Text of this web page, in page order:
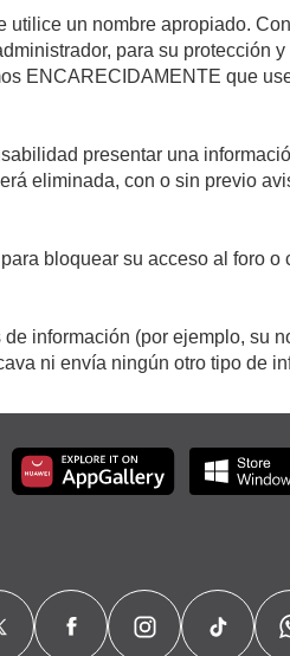
un nombre apropiado.
para su protección
ENCARECIDAMENTE que
presentar una
eliminada, con o sin previo
bloquear su acceso al foro o
información (por ejemplo, su
ni envía ningún otro tipo de